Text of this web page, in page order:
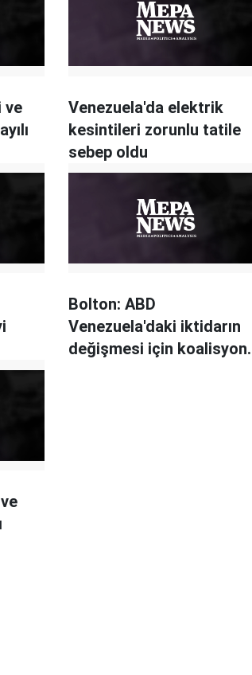
ve
Venezuela'da elektrik
kesintileri zorunlu tatile
sebep oldu
Bolton: ABD
Venezuela'daki iktidarın
değişmesi için koalisyon